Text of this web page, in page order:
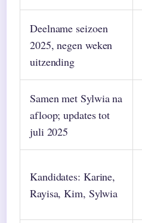
Deelname seizoen
2025, negen weken
uitzending
Samen met Sylwia na
afloop; updates tot
juli 2025
Kandidates: Karine,
Rayisa, Kim, Sylwia